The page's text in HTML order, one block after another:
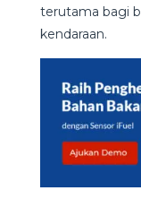
terutama bagi
kendaraan.